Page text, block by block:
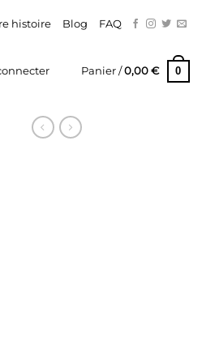
Paiement En Trois
histoire Blog FAQ
Panier /0,00 € 0